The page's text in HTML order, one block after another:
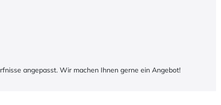
angepasst. Wir machen Ihnen gerne ein Angebot!